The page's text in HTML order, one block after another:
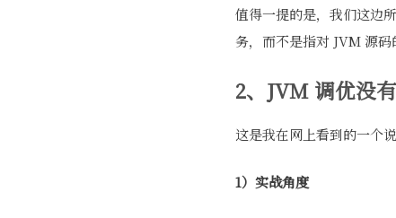
值得一提的是，我们这边
务，而不是指对 JVM 源码
2、JVM 调优没
这是我在网上看到的一个
1）实战角度